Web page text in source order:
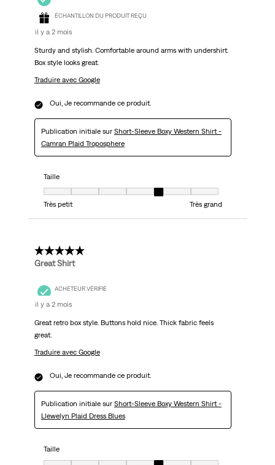
ÉCHANTILLON DU PRODUIT REÇU
il y a 2 mois
Sturdy and stylish. Comfortable around arms with undershirt.
Box style looks great.
Traduire avec Google
Oui, Je recommande ce produit.
Publication initiale sur Short-Sleeve Boxy Western Shirt -
Camran Plaid Troposphere
Taille
Taille, 5 sur 7, où 1 est égal à Très petit et 7 est égal à Très grand
Très petit
Très grand
5 étoile(s) sur 5.
Great Shirt
ACHETEUR VÉRIFIÉ
il y a 2 mois
Great retro box style. Buttons hold nice. Thick fabric feels
great.
Traduire avec Google
Oui, Je recommande ce produit.
Publication initiale sur Short-Sleeve Boxy Western Shirt -
Llewelyn Plaid Dress Blues
Taille